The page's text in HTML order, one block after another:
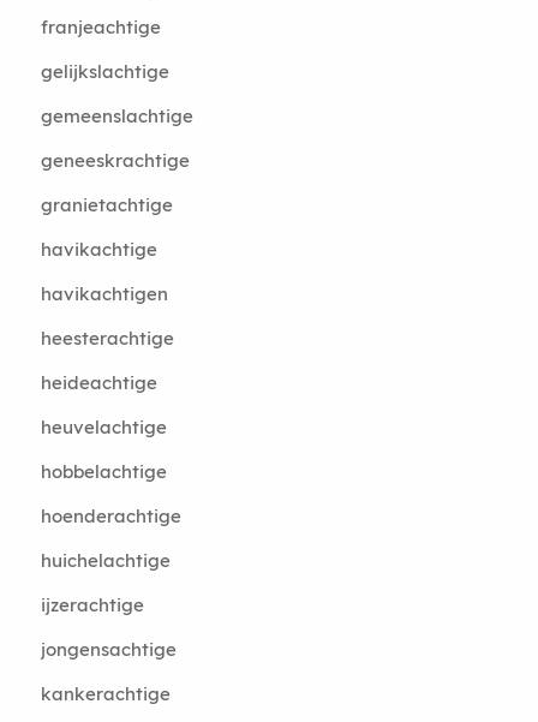
franjeachtige
gelijkslachtige
gemeenslachtige
geneeskrachtige
granietachtige
havikachtige
havikachtigen
heesterachtige
heideachtige
heuvelachtige
hobbelachtige
hoenderachtige
huichelachtige
ijzerachtige
jongensachtige
kankerachtige